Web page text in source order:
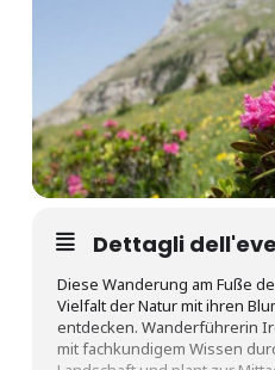
Dettagli
Diese Wanderung am Fuße
Vielfalt der Natur mit ihren
entdecken. Wanderführerin
mit fachkundigem Wissen